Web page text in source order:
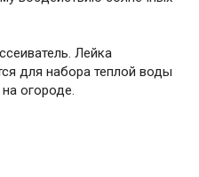
Лейка
для набора теплой воды
огороде.